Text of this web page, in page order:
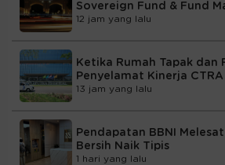
Sovereign Fund & Fund
12 jam yang lalu
Ketika Rumah Tapak dan
Penyelamat Kinerja CTRA
13 jam yang lalu
Pendapatan BBNI Melesat
Bersih Naik Tipis
1 hari yang lalu